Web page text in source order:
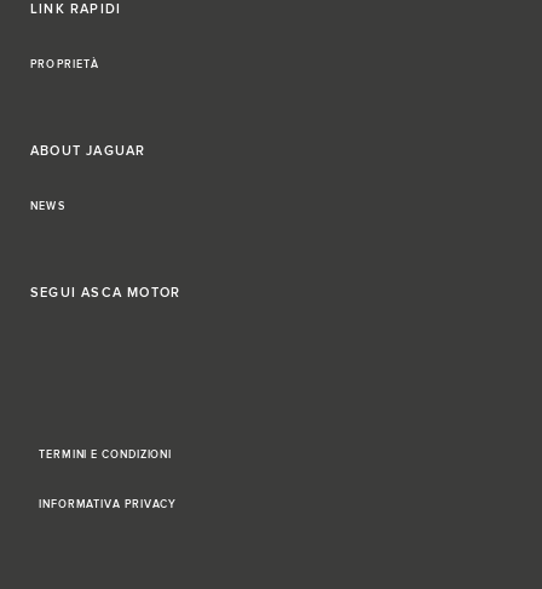
LINK RAPIDI
PROPRIETÀ
ABOUT JAGUAR
NEWS
SEGUIASCA MOTOR
TERMINI E CONDIZIONI
INFORMATIVA PRIVACY